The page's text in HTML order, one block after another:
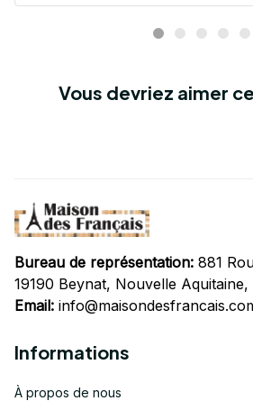
Vous devriez aimer
Bureau de représentation: 881
19190 Beynat, Nouvelle
Email:
Informations
À propos de nous